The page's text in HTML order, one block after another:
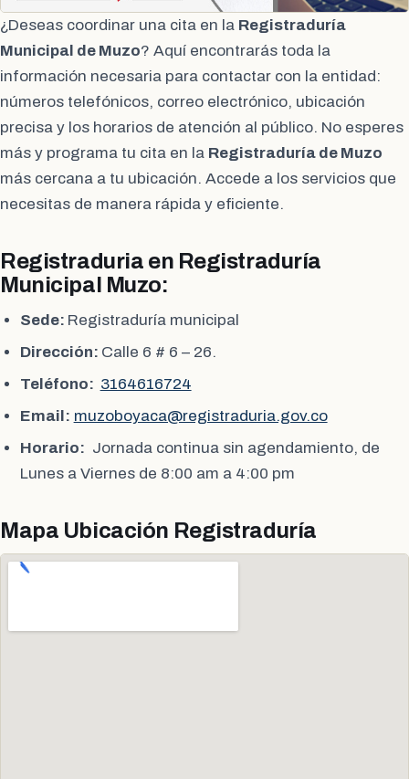
¿Deseas coordinar una cita en la Registraduría
Municipal de Muzo? Aquí encontrarás toda la
información necesaria para contactar con la entidad:
números telefónicos, correo electrónico, ubicación
precisa y los horarios de atención al público. No esperes
más y programa tu cita en la Registraduría de Muzo
más cercana a tu ubicación. Accede a los servicios que
necesitas de manera rápida y eficiente.
Registraduria en Registraduría
Municipal Muzo:
Sede: Registraduría municipal
Dirección: Calle 6 # 6 – 26.
Teléfono: 3164616724
Email: muzoboyaca@registraduria.gov.co
Horario: Jornada continua sin agendamiento, de
Lunes a Viernes de 8:00 am a 4:00 pm
Mapa Ubicación Registraduría